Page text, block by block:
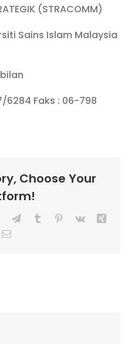
(STRACOMM)
Sains Islam Malaysia
6284 Faks : 06-798
Choose Your
TelegramTumblr Pinterest
Vk
Email